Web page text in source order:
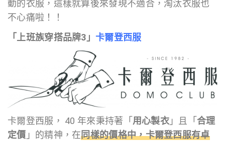
動的衣服，這樣就算後來發現不適合，淘汰衣服也
不心痛啦！！
「上班族穿搭品牌3」 卡爾登西服
卡爾登西服， 40 年來秉持著「 用心製衣 」且「 合理
定價 」的精神，在同樣的價格中，卡爾登西服有卓